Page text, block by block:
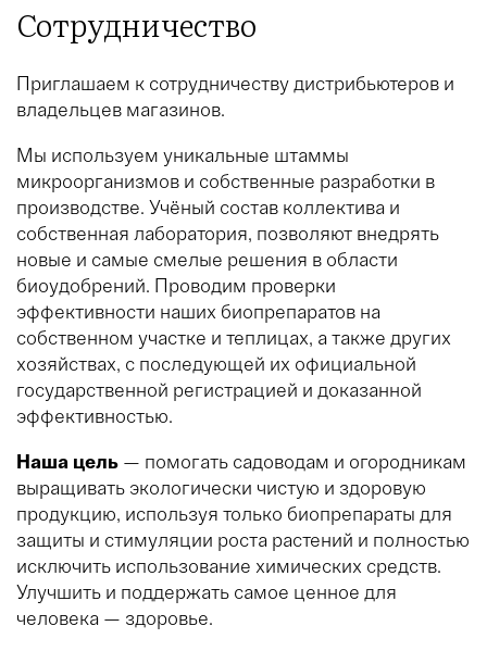
Сотрудничество
Приглашаем к сотрудничеству дистрибьютеров и
владельцев магазинов.
Мы используем уникальные штаммы
микроорганизмов и собственные разработки в
производстве. Учёный состав коллектива и
собственная лаборатория, позволяют внедрять
новые и самые смелые решения в области
биоудобрений. Проводим проверки
эффективности наших биопрепаратов на
собственном участке и теплицах, а также других
хозяйствах, с последующей их официальной
государственной регистрацией и доказанной
эффективностью.
Наша цель — помогать садоводам и огородникам
выращивать экологически чистую и здоровую
продукцию, используя только биопрепараты для
защиты и стимуляции роста растений и полностью
исключить использование химических средств.
Улучшить и поддержать самое ценное для
человека — здоровье.